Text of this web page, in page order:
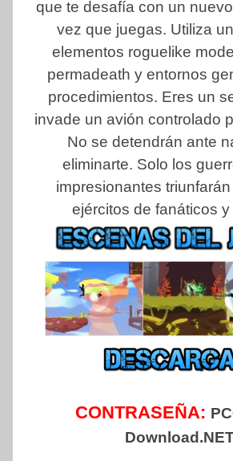
que te desafía con un
vez que juegas. Utiliza
elementos roguelike
permadeath y entornos
procedimientos. Eres un
invade un avión controlado
No se detendrán ante
eliminarte. Solo los
impresionantes
ejércitos de fanáticos
CONTRASEÑA: